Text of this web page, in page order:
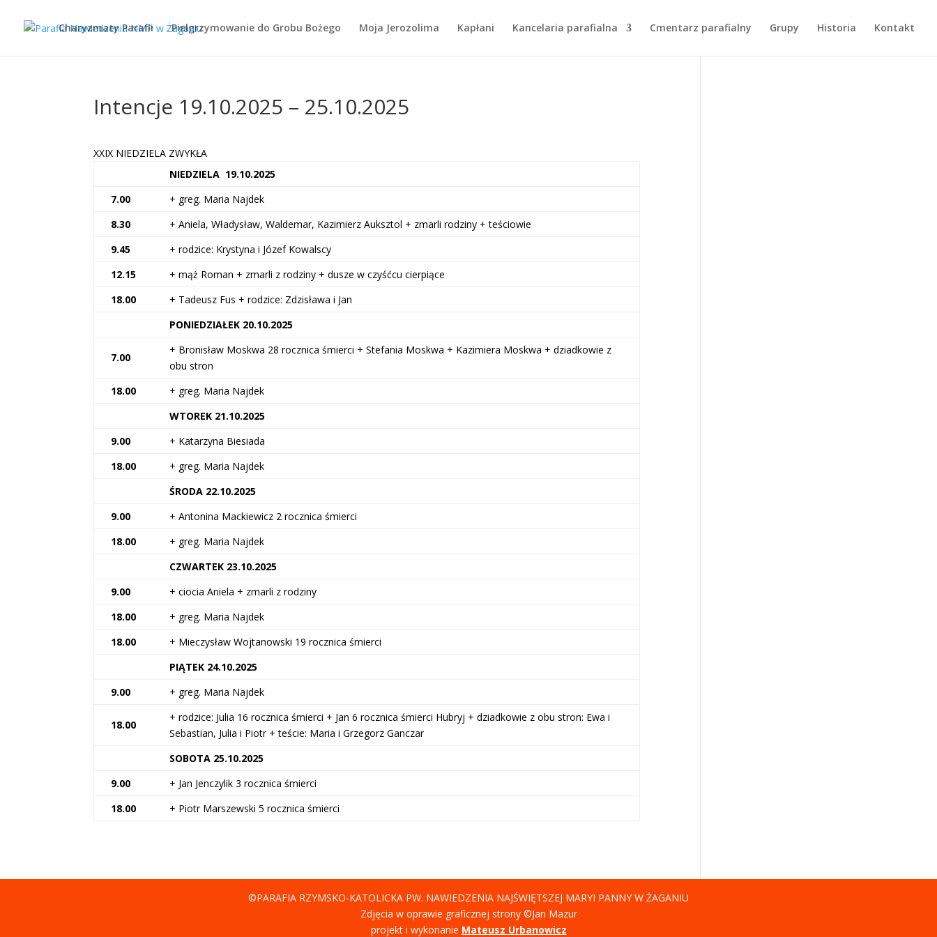
Charyzmaty Parafii Pielgrzymowanie do Grobu Bożego Moja Jerozolima Kapłani Kancelaria parafialna Cmentarz parafialny Grupy Historia Kontakt
Intencje 19.10.2025 – 25.10.2025
XXIX NIEDZIELA ZWYKŁA
NIEDZIELA 19.10.2025
7.00
+ greg. Maria Najdek
8.30
+ Aniela, Władysław, Waldemar, Kazimierz Auksztol + zmarli rodziny + teściowie
9.45
+ rodzice: Krystyna i Józef Kowalscy
12.15
+ mąż Roman + zmarli z rodziny + dusze w czyśćcu cierpiące
18.00
+ Tadeusz Fus + rodzice: Zdzisława i Jan
PONIEDZIAŁEK 20.10.2025
7.00
+ Bronisław Moskwa 28 rocznica śmierci + Stefania Moskwa + Kazimiera Moskwa + dziadkowie z
obu stron
18.00
+ greg. Maria Najdek
WTOREK 21.10.2025
9.00
+ Katarzyna Biesiada
18.00
+ greg. Maria Najdek
ŚRODA 22.10.2025
9.00
+ Antonina Mackiewicz 2 rocznica śmierci
18.00
+ greg. Maria Najdek
CZWARTEK 23.10.2025
9.00
+ ciocia Aniela + zmarli z rodziny
18.00
+ greg. Maria Najdek
18.00
+ Mieczysław Wojtanowski 19 rocznica śmierci
PIĄTEK 24.10.2025
9.00
+ greg. Maria Najdek
18.00
+ rodzice: Julia 16 rocznica śmierci + Jan 6 rocznica śmierci Hubryj + dziadkowie z obu stron: Ewa i
Sebastian, Julia i Piotr + teście: Maria i Grzegorz Ganczar
SOBOTA 25.10.2025
9.00
+ Jan Jenczylik 3 rocznica śmierci
18.00
+ Piotr Marszewski 5 rocznica śmierci
©PARAFIA RZYMSKO-KATOLICKA PW. NAWIEDZENIA NAJŚWIĘTSZEJ MARYI PANNY W ŻAGANIU
Zdjęcia w oprawie graficznej strony ©Jan Mazur
projekt i wykonanie Mateusz Urbanowicz